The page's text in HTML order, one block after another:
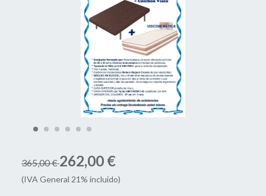
365,00 €262,00 €
(IVA General 21% incluido)